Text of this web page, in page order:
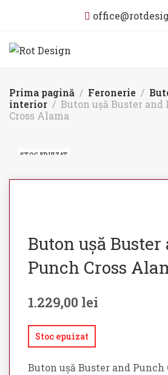
Prima pagină Feronerie
interior
Buton ușă Buster and
Cross Alama
STOC EPUIZAT
Buton ușă Buster
Punch Cross
1.229,00 lei
Stoc epuizat
Buton ușă Buster and Punch